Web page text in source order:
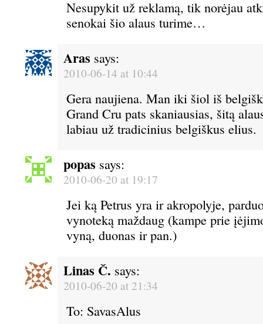
Nesupykit už reklamą, tik norėjau
senokai šio alaus turime…
Aras says:
2010-06-14 at 10:44
Gera naujiena. Man iki šiol iš
Grand Cru pats skaniausias, šitą
labiau už tradicinius belgiškus elius.
popas says:
2010-06-20 at 19:17
Jei ką Petrus yra ir akropolyje,
vynoteką maždaug (kampe prie
vyną, duonas ir pan.)
Linas Č. says:
2010-06-20 at 21:34
To: SavasAlus